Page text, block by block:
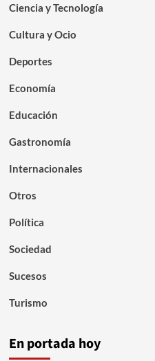
Ciencia y Tecnología
Cultura y Ocio
Deportes
Economía
Educación
Gastronomía
Internacionales
Otros
Política
Sociedad
Sucesos
Turismo
En portada hoy